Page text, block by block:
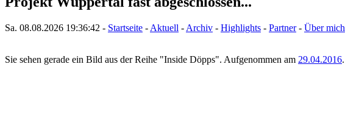
Sa. 08.08.2026 19:36:42 - Startseite - Aktuell - Archiv - Highlights - Partner- Über mich
Sie sehen gerade ein Bild aus der Reihe "Inside Döpps". Aufgenommen am 29.04.2016.